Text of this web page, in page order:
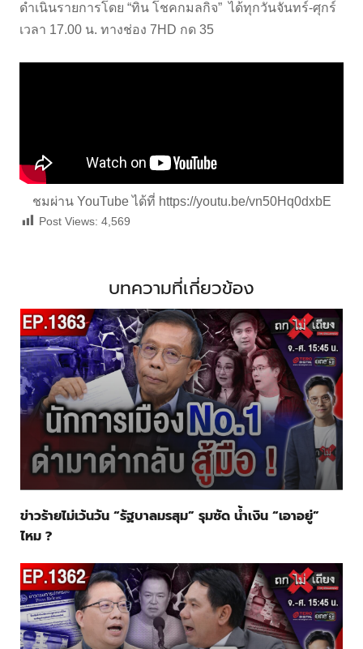
ดำเนินรายการโดย “ทิน โชคกมลกิจ” ได้ทุกวันจันทร์-ศุกร์
เวลา 17.00 น. ทางช่อง 7HD กด 35
ชมผ่าน YouTube ได้ที่ https://youtu.be/vn50Hq0dxbE
Post Views: 4,569
บทความที่เกี่ยวข้อง
ข่าวร้ายไม่เว้นวัน “รัฐบาลมรสุม” รุมซัด น้ำเงิน “เอาอยู่”
ไหม ?